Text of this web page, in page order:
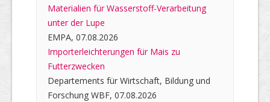
Materialien für Wasserstoff-Verarbeitung
unter der Lupe
EMPA, 07.08.2026
Importerleichterungen für Mais zu
Futterzwecken
Departements für Wirtschaft, Bildung und
Forschung WBF, 07.08.2026